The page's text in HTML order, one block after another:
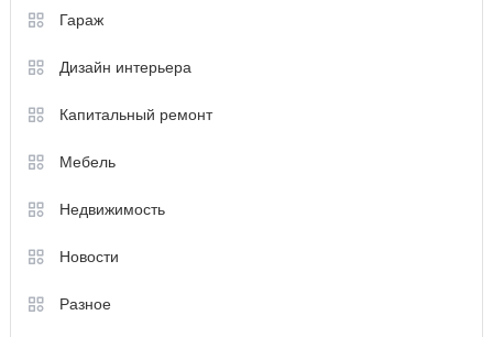
Гараж
Дизайн интерьера
Капитальный ремонт
Мебель
Недвижимость
Новости
Разное